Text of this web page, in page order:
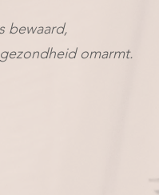
bewaard,
omarmt.